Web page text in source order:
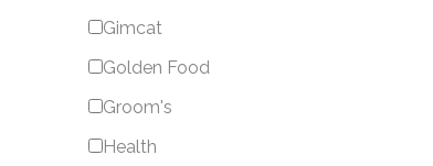
Gimcat
Golden Food
Groom's
Health